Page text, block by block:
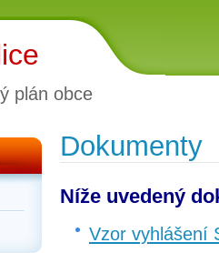
plán obce
Dokumenty
Níže uvedený
Vzor vyhlášení